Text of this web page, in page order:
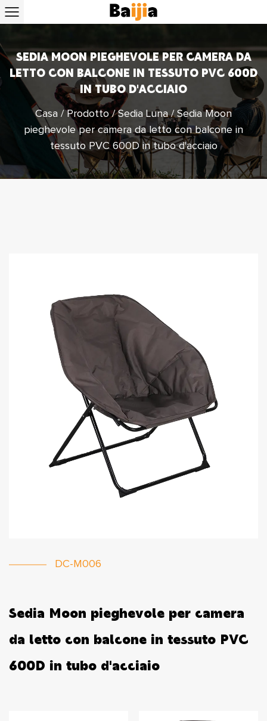
SEDIA MOON PIEGHEVOLE PER CAMERA DA
LETTO CON BALCONE IN TESSUTO PVC 600D
IN TUBO D'ACCIAIO
Casa /Prodotto/Sedia Luna/ Sedia Moon
pieghevole per camera da letto con balcone in
tessuto PVC 600D in tubo d'acciaio
DC-M006
Sedia Moon pieghevole per camera
da letto con balcone in tessuto PVC
600D in tubo d'acciaio